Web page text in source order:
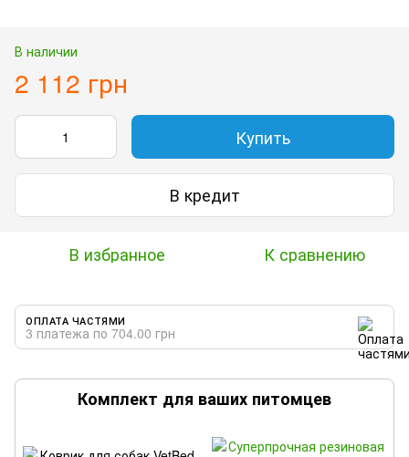
В наличии
2 112 грн
Купить
В кредит
В избранное К сравнению
ОПЛАТА ЧАСТЯМИ
3 платежа по 704.00 грн
Комплект для ваших питомцев